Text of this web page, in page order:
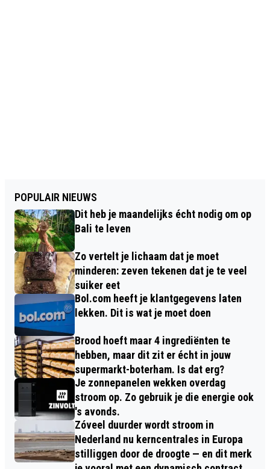
POPULAIR NIEUWS
Dit heb je maandelijks écht nodig om op
Bali te leven
Zo vertelt je lichaam dat je moet
minderen: zeven tekenen dat je te veel
suiker eet
Bol.com heeft je klantgegevens laten
lekken. Dit is wat je moet doen
Brood hoeft maar 4 ingrediënten te
hebben, maar dit zit er écht in jouw
supermarkt-boterham. Is dat erg?
Je zonnepanelen wekken overdag
stroom op. Zo gebruik je die energie ook
's avonds.
Zóveel duurder wordt stroom in
Nederland nu kerncentrales in Europa
stilliggen door de droogte — en dit merk